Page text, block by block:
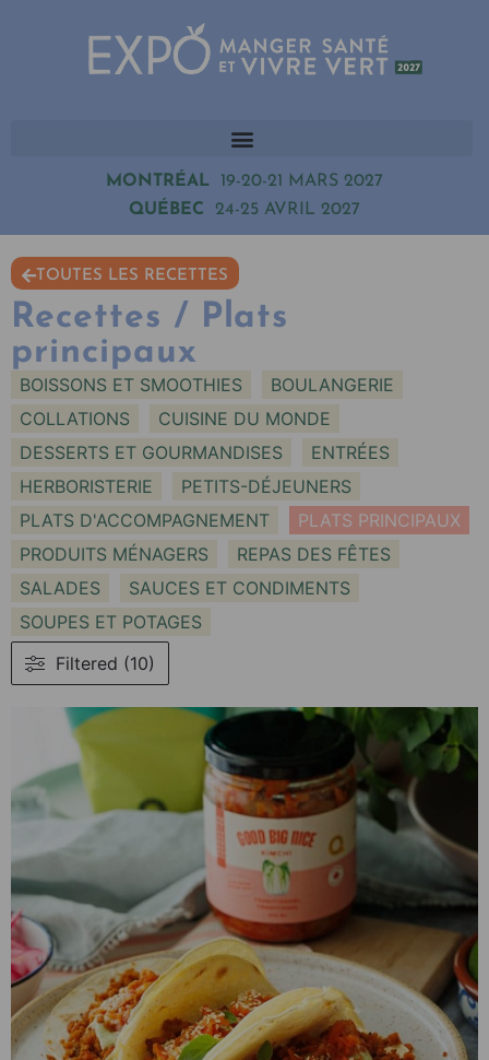
MONTRÉAL 19-20-21 MARS 2027
QUÉBEC 24-25 AVRIL 2027
TOUTES LES RECETTES
Recettes / Plats
principaux
BOISSONS ET SMOOTHIES
BOULANGERIE
COLLATIONS
CUISINE DU MONDE
DESSERTS ET GOURMANDISES
ENTRÉES
HERBORISTERIE
PETITS-DÉJEUNERS
PLATS D'ACCOMPAGNEMENT
PLATS PRINCIPAUX
PRODUITS MÉNAGERS
REPAS DES FÊTES
SALADES
SAUCES ET CONDIMENTS
SOUPES ET POTAGES
Filtered (10)